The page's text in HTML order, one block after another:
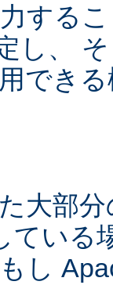
する
し、
でき
大部
ている
し